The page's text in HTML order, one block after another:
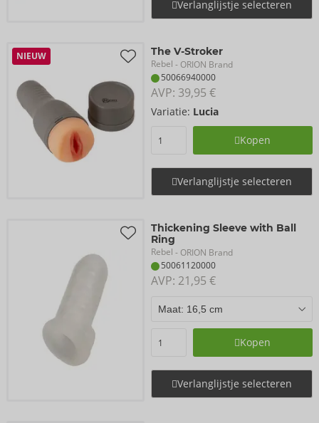
Verlanglijstje selecteren
NIEUW The V-Stroker
Rebel - ORION Brand
50066940000
AVP: 39,95 €
Variatie: Lucia
Kopen
Verlanglijstje selecteren
Thickening Sleeve with Ball
Ring
Rebel - ORION Brand
50061120000
AVP: 21,95 €
Kopen
Verlanglijstje selecteren